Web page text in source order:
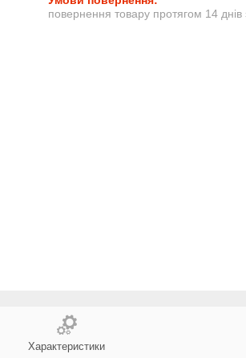
повернення товару протягом 14 днів
Характеристики